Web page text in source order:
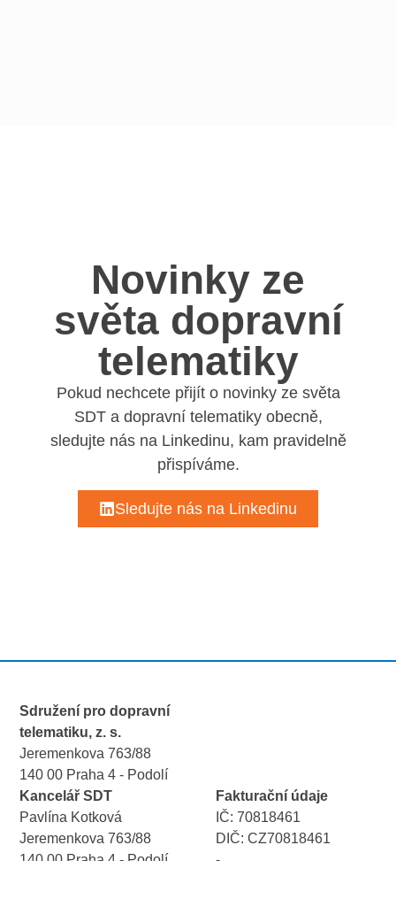
Novinky ze
světa dopravní
telematiky
Pokud nechcete přijít o novinky ze světa
SDT a dopravní telematiky obecně,
sledujte nás na Linkedinu, kam pravidelně
přispíváme.
Sledujte nás na Linkedinu
Sdružení pro dopravní
telematiku, z. s.
Jeremenkova 763/88
140 00 Praha 4 - Podolí
Kancelář SDT
Pavlína Kotková
Jeremenkova 763/88
140 00 Praha 4 - Podolí
Fakturační údaje
IČ: 70818461
DIČ: CZ70818461
-